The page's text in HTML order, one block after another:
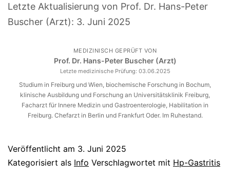
Letzte Aktualisierung von Prof. Dr. Hans-Peter
Buscher (Arzt): 3. Juni 2025
MEDIZINISCH GEPRÜFT VON
Prof. Dr. Hans-Peter Buscher (Arzt)
Letzte medizinische Prüfung: 03.06.2025
Studium in Freiburg und Wien, biochemische Forschung in Bochum,
klinische Ausbildung und Forschung an Universitätsklinik Freiburg,
Facharzt für Innere Medizin und Gastroenterologie, Habilitation in
Freiburg. Chefarzt in Berlin und Frankfurt Oder. Im Ruhestand.
Veröffentlicht am 3. Juni 2025
Kategorisiert als Info Verschlagwortet mit Hp-Gastritis